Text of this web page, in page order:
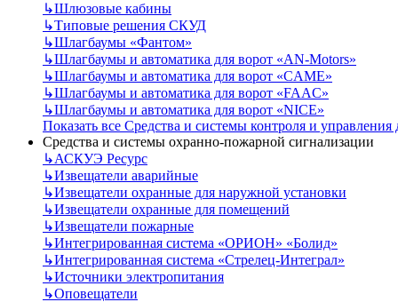
↳Шлюзовые кабины
↳Типовые решения СКУД
↳Шлагбаумы «Фантом»
↳Шлагбаумы и автоматика для ворот «AN-Motors»
↳Шлагбаумы и автоматика для ворот «CAME»
↳Шлагбаумы и автоматика для ворот «FAAC»
↳Шлагбаумы и автоматика для ворот «NICE»
Показать все Средства и системы контроля и управления
Средства и системы охранно-пожарной сигнализации
↳АСКУЭ Ресурс
↳Извещатели аварийные
↳Извещатели охранные для наружной установки
↳Извещатели охранные для помещений
↳Извещатели пожарные
↳Интегрированная система «ОРИОН» «Болид»
↳Интегрированная система «Стрелец-Интеграл»
↳Источники электропитания
↳Оповещатели